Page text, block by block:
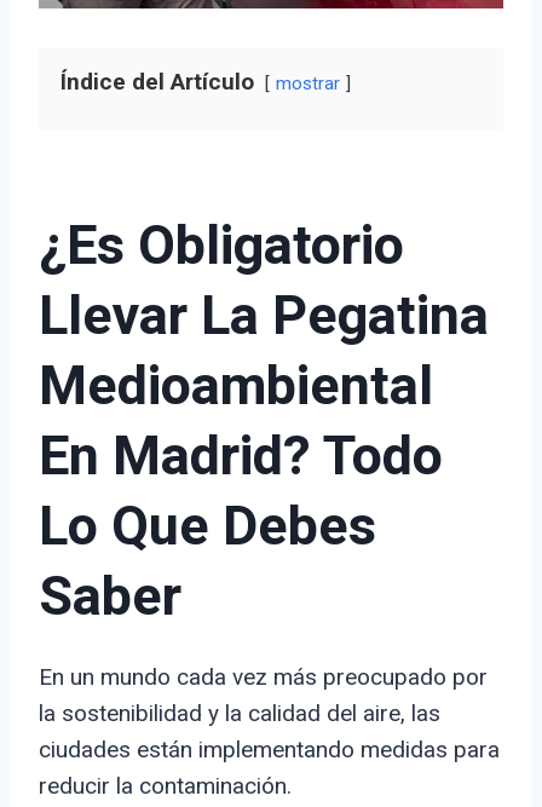
Índice del Artículo mostrar
¿Es Obligatorio
Llevar La Pegatina
Medioambiental
En Madrid? Todo
Lo Que Debes
Saber
En un mundo cada vez más preocupado por
la sostenibilidad y la calidad del aire, las
ciudades están implementando medidas para
reducir la contaminación.